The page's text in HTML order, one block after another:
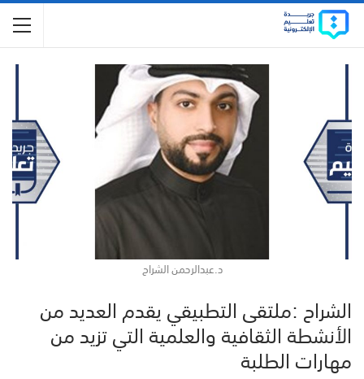
د.عبدالرحمن الشراح
الشراح :ملتقى التطبيقي يقدم العديد من
الأنشطة الثقافية والعلمية التي تزيد من
مهارات الطلبة